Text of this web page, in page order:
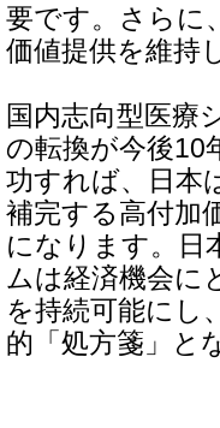
要です。さらに
価値提供を維持
国内志向型医療
の転換が今後10
功すれば、日本
補完する高付加
になります。日
ムは経済機会に
を持続可能にし
的「処方箋」と